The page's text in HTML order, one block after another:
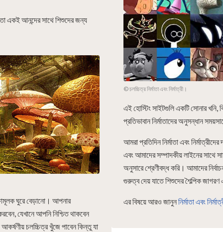
একই আনন্দের সাথে শিশুদের জন্য
ঘুরে বেড়ানো। আপনার
যেখানে আপনি নিশ্চিত থাকবেন
চলচ্চিত্র খুঁজে পাবেন কিন্তু যা
© চলচ্চিত্র নির্মাতা এবং নির্মাত্রী।
এই হোস্টিং সাইটগুলি একটি সোনার খনি,
প্রতিভাবান নির্মাতাদের অনুসন্ধান
আমরা প্রতিদিন নির্মাতা এবং
এবং আমাদের সম্পাদকীয় লাইনের সাথে
অনুসারে শ্রেণীবদ্ধ করি। আমাদের
গুরুত্ব দেয় যাতে শিশুদের শৈল্পিক
এর বিষয়ে আরও জানুননির্মাতা এবং